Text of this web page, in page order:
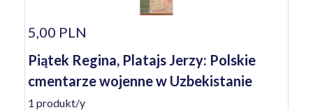
5,00 PLN
Piątek Regina, Platajs Jerzy: Polskie
cmentarze wojenne w Uzbekistanie
1 produkt/y